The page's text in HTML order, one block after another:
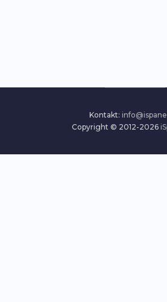
Kontakt:
Copyright © 2012-2026